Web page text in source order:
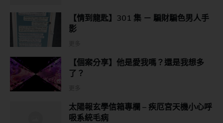
【情到龍匙】301 集 － 騙財騙色男人手
影
【個案分享】他是愛我嗎？還是我想多
了？
太陽報玄學信箱專欄 – 疾厄宮天機小心呼
吸系統毛病